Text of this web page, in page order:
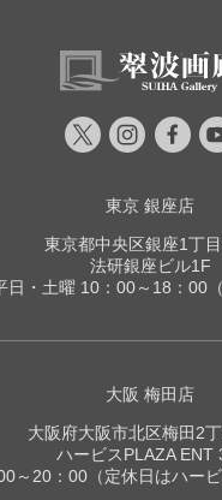
東京 銀座店
東京都中央区銀座1丁
法研銀座ビル1F
日・土曜 10：00～18：00（
大阪 梅田店
大阪府大阪市北区梅田2
ハービスPLAZA ENT
～20：00（定休日はハービ